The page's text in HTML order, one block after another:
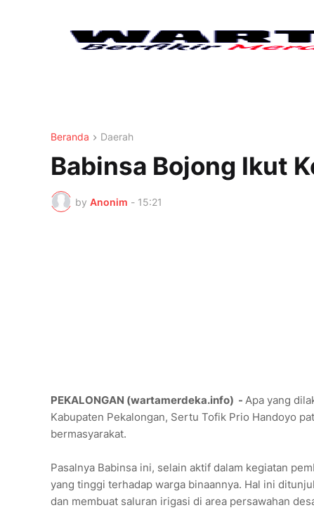
Beranda Daerah
Babinsa Bojong Ikut
by Anonim - 15:21
PEKALONGAN (wartamerdeka.info) - Apa yang
Kabupaten Pekalongan, Sertu Tofik Prio Handoyo
bermasyarakat.
Pasalnya Babinsa ini, selain aktif dalam kegiatan
yang tinggi terhadap warga binaannya. Hal ini
dan membuat saluran irigasi di area persawahan